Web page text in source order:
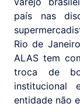
país nas
Rio de
ALAS tem
troca de
institucional
entidade não